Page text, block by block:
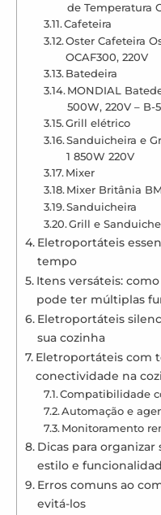
de Temperatura
Cafeteira
Oster Cafeteira
OCAF300, 220V
Batedeira
MONDIAL
500W, 220V – B-
Grill elétrico
Sanduicheira e
1 850W 220V
Mixer
Mixer Britânia
Sanduicheira
Grill e
Eletroportáteis
tempo
Itens versáteis:
pode ter múltiplas
Eletroportáteis
sua cozinha
Eletroportáteis com
conectividade na
Compatibilidade
Automação e
Monitoramento
Dicas para
estilo e
Erros comuns ao
evitá-los